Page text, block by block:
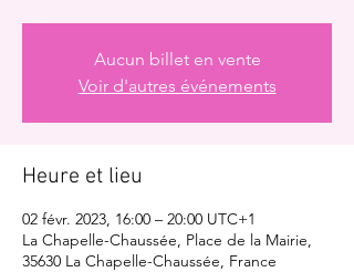
Aucun billet en vente
Voir d'autres événements
Heure et lieu
02 févr. 2023, 16:00 – 20:00 UTC+1
La Chapelle-Chaussée, Place de la Mairie,
35630 La Chapelle-Chaussée, France